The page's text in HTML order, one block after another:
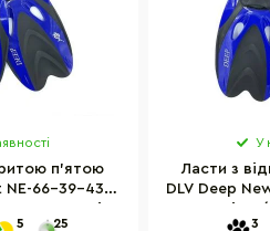
п'ятою
NE-66-39-43-B
5 25
У
Ласти з
DLV Deep
3